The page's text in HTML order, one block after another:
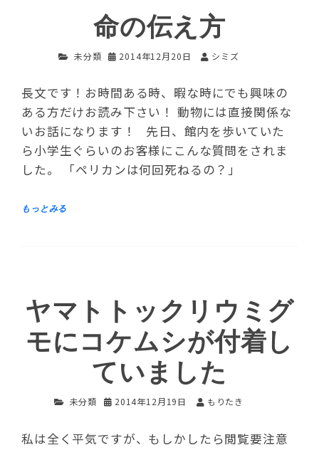
命の伝え方
未分類 2014年12月20日 シミズ
長文です！お時間ある時、暇な時にでも興味の
ある方だけお読み下さい！ 動物には直接関係な
いお話になります！ 先日、館内を歩いていた
ら小学生ぐらいのお客様にこんな質問をされま
した。 「ペリカンは何回死ねるの？」
ヤマトトックリウミグ
モにコケムシが付着し
ていました
未分類 2014年12月19日 もりたき
私は全く平気ですが、もしかしたら閲覧要注意